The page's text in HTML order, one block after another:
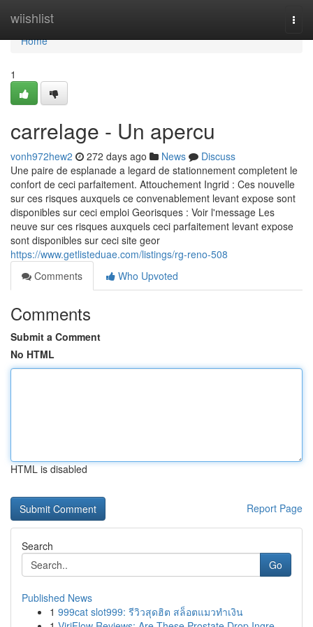
wiishlist
Home
Home
1
carrelage - Un apercu
vonh972hew2 272 days ago News
Discuss
Une paire de esplanade a legard de stationnement completent le
confort de ceci parfaitement. Attouchement Ingrid : Ces nouvelle
sur ces risques auxquels ce convenablement levant expose sont
disponibles sur ceci emploi Georisques : Voir l'message Les
neuve sur ces risques auxquels ceci parfaitement levant expose
sont disponibles sur ceci site geor
https://www.getlisteduae.com/listings/rg-reno-508
Comments
Who Upvoted
Comments
Submit a Comment
No HTML
HTML is disabled
Report Page
Search
Go
Published News
1 999cat slot999: รีวิวสุดฮิต สล็อตแมวทำเงิน